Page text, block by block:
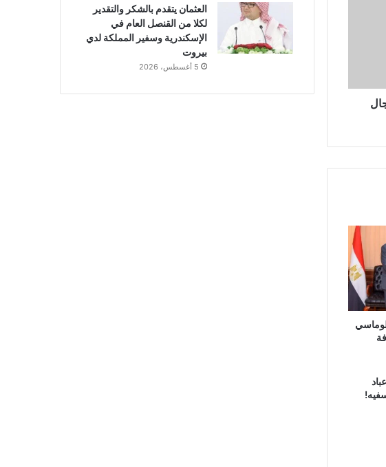
وطن !
العثمان يتقدم بالشكر والتقدير
لكلا من القنصل العام في
الإسكندرية وسفير المملكة لدي
بيروت
5 أغسطس، 2026